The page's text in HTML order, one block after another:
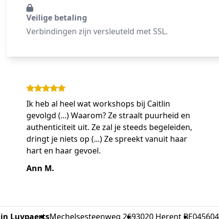
Veilige betaling
Verbindingen zijn versleuteld met SSL.
Ik heb al heel wat workshops bij Caitlin
gevolgd (...) Waarom? Ze straalt puurheid en
authenticiteit uit. Ze zal je steeds begeleiden,
dringt je niets op (...) Ze spreekt vanuit haar
hart en haar gevoel.
Ann M.
LuypaertsMechelsesteenweg 2693020 Herent BE